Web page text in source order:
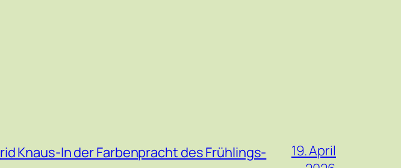
Knaus-In der Farbenpracht des Frühlings-
19. April